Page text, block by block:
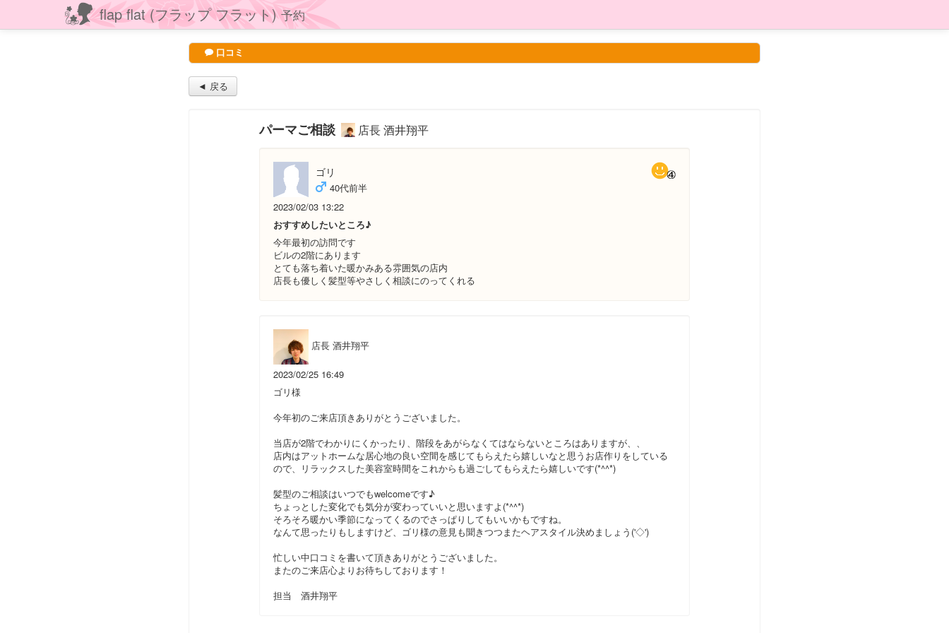
flap flat (フラップ フラット)予約
口コミ
◄ 戻る
パーマご相談 店長 酒井翔平
ゴリ
40代前半
2023/02/03 13:22
おすすめしたいところ♪
今年最初の訪問です
ビルの2階にあります
とても落ち着いた暖かみある雰囲気の店内
店長も優しく髪型等やさしく相談にのってくれる
店長 酒井翔平
2023/02/25 16:49
ゴリ様
今年初のご来店頂きありがとうございました。
当店が2階でわかりにくかったり、階段をあがらなくてはならないところはありますが、、
店内はアットホームな居心地の良い空間を感じてもらえたら嬉しいなと思うお店作りをしている
ので、リラックスした美容室時間をこれからも過ごしてもらえたら嬉しいです(*^^*)
髪型のご相談はいつでもwelcomeです♪
ちょっとした変化でも気分が変わっていいと思いますよ(*^^*)
そろそろ暖かい季節になってくるのでさっぱりしてもいいかもですね。
なんて思ったりもしますけど、ゴリ様の意見も聞きつつまたヘアスタイル決めましょう('◇')ゞ
忙しい中口コミを書いて頂きありがとうございました。
またのご来店心よりお待ちしております！
担当 酒井翔平